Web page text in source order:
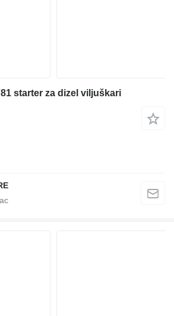
starter za dizel viljuškari